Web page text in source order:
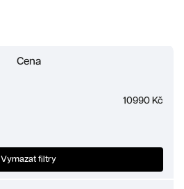
Cena
10990 Kč
Vymazat filtry